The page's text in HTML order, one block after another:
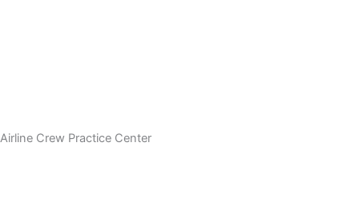
Airline Crew Practice Center